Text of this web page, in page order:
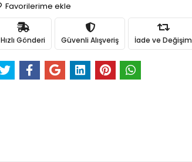
Favorilerime ekle
Hızlı Gönderi Güvenli Alışveriş İade ve Değişim